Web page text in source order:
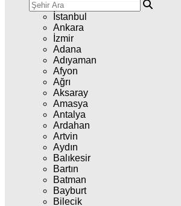
İstanbul
Ankara
İzmir
Adana
Adıyaman
Afyon
Ağrı
Aksaray
Amasya
Antalya
Ardahan
Artvin
Aydın
Balıkesir
Bartın
Batman
Bayburt
Bilecik